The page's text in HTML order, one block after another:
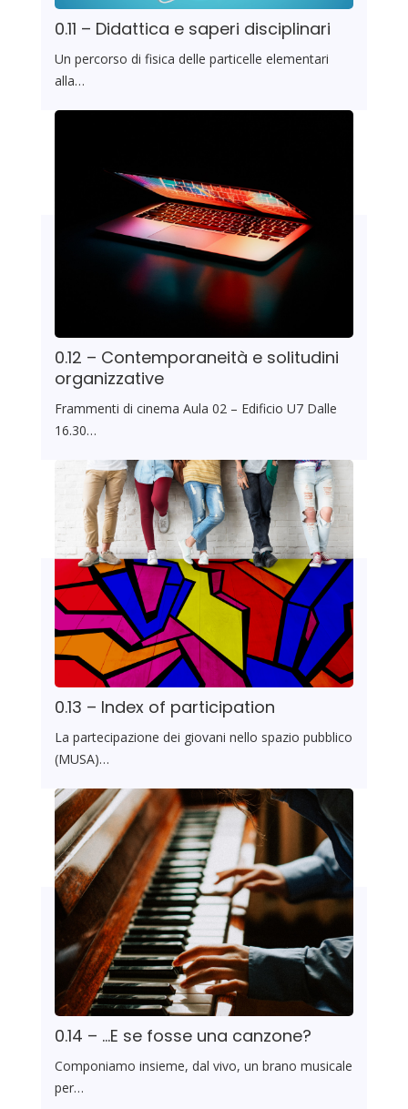
0.11 – Didattica e saperi disciplinari
Un percorso di fisica delle particelle elementari
alla…
0.12 – Contemporaneità e solitudini
organizzative
Frammenti di cinema Aula 02 – Edificio U7 Dalle
16.30…
0.13 – Index of participation
La partecipazione dei giovani nello spazio pubblico
(MUSA)…
0.14 – …E se fosse una canzone?
Componiamo insieme, dal vivo, un brano musicale
per…